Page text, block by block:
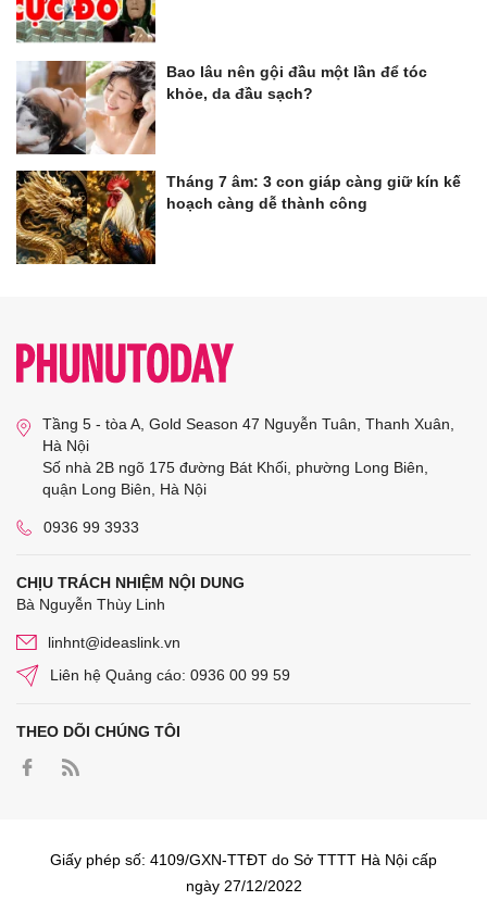
Bao lâu nên gội đầu một lần để tóc
khỏe, da đầu sạch?
Tháng 7 âm: 3 con giáp càng giữ kín kế
hoạch càng dễ thành công
Tầng 5 - tòa A, Gold Season 47 Nguyễn Tuân, Thanh Xuân,
Hà Nội
Số nhà 2B ngõ 175 đường Bát Khối, phường Long Biên,
quận Long Biên, Hà Nội
0936 99 3933
CHỊU TRÁCH NHIỆM NỘI DUNG
Bà Nguyễn Thùy Linh
linhnt@ideaslink.vn
Liên hệ Quảng cáo: 0936 00 99 59
THEO DÕI CHÚNG TÔI
Giấy phép số: 4109/GXN-TTĐT do Sở TTTT Hà Nội cấp
ngày 27/12/2022